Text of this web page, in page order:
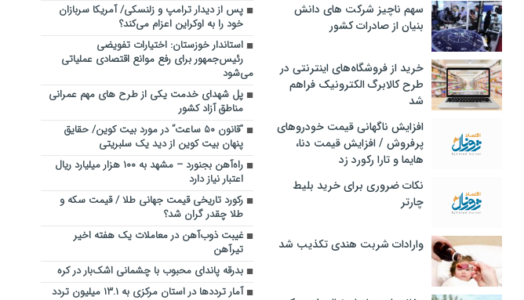
سهم ناچیز شرکت های دانش
بنیان از صادرات کشور
خرید از فروشگاه‌های اینترنتی در
طرح کالابرگ الکترونیک فراهم
شد
افزایش ناگهانی قیمت خودروهای
پرفروش / افزایش قیمت دنا،
هایما و تارا رکورد زد
نکات ضروری برای خرید بلیط
چارتر
وارادات شربت هندی تکذیب شد
پس از دیدار ترامپ و زلنسکی/ آمریکا سربازان
خود را به اوکراین اعزام می‌کند؟
استاندار خوزستان: اختیارات تفویضی
رئیس‌جمهور برای رفع موانع اقتصادی عملیاتی
می‌شود
پل شهدای خدمت یکی از طرح های مهم عمرانی
مناطق آزاد کشور
“قانون ۵۰ ساعت” در مورد بیت کوین/ حقایق
پنهان بیت کوین از دید یک سلبریتی
راه‌آهن بجنورد – مشهد به ۱۰۰ هزار میلیارد ریال
اعتبار نیاز دارد
رکورد تاریخی قیمت جهانی طلا / قیمت سکه و
طلا چقدر گران شد؟
غیبت ذوب‌آهن در معاملات یک هفته اخیر
تیرآهن
بدرقه پاندای محبوب با چشمانی اشک‌بار در کره
آمار ترددها در استان مرکزی به ۱۳.۱ میلیون تردد